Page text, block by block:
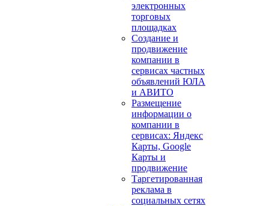
электронных
торговых
площадках
Создание и
продвижение
компании в
сервисах частных
объявлений ЮЛА
и АВИТО
Размещение
информации о
компании в
сервисах: Яндекс
Карты, Google
Карты и
продвижение
Таргетированная
реклама в
социальных сетях